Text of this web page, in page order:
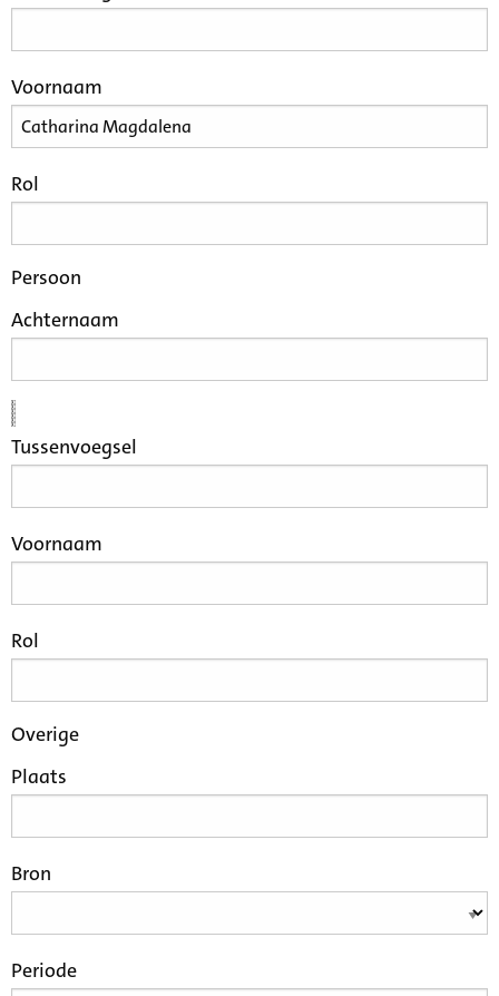
Voornaam
Rol
Persoon
Achternaam
Tussenvoegsel
Voornaam
Rol
Overige
Plaats
Bron
Periode